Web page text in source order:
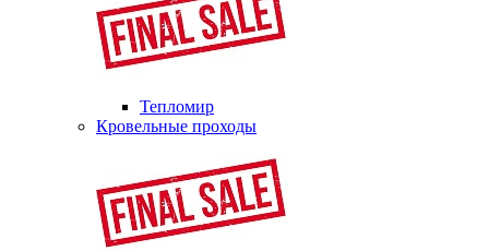
Тепломир
Кровельные проходы